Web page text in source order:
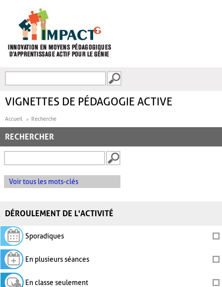
FORMULAIRE DE
VIGNETTES DE PÉDAGOGIE ACTIVE
Accueil Recherche
RECHERCHER
Voir tous les mots-clés
DÉROULEMENT DE L'ACTIVITÉ
Sporadiques
En plusieurs séances
En classe seulement